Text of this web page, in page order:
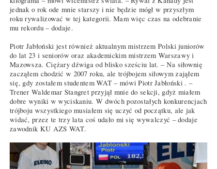
jednak o rok ode mnie starszy i nie będzie mógł w przyszłym
roku rywalizować w tej kategorii. Mam więc czas na odebranie
mu rekordu – dodaje.
Piotr Jabłoński jest również aktualnym mistrzem Polski juniorów
do lat 23 i seniorów oraz akademickim mistrzem Warszawy i
Mazowsza. Ciężary dźwiga od blisko sześciu lat. – Na siłownię
zacząłem chodzić w 2007 roku, ale trójbojem siłowym zająłem
się, gdy zostałem studentem WAT – mówi Piotr Jabłoński . –
Trener Waldemar Stangret przyjął mnie do sekcji, gdyż miałem
dobre wyniki w wyciskaniu. W dwóch pozostałych konkurencjach
trójboju wszystkiego musiałem się uczyć od początku, ale jak
widać, przez te trzy lata coś udało mi się wywalczyć – dodaje
zawodnik KU AZS WAT.